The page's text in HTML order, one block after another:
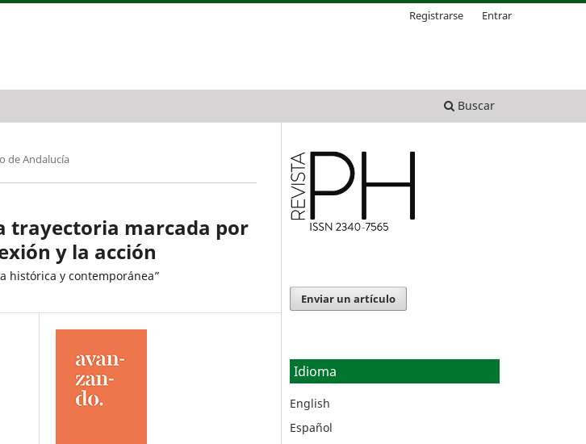
Buscar
Registrarse Entrar
de Andalucía
trayectoria marcada por
y la acción
histórica y contemporánea”
Enviar un artículo
Idioma
English
Español